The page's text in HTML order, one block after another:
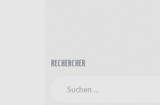
RECHERCHER
nach: